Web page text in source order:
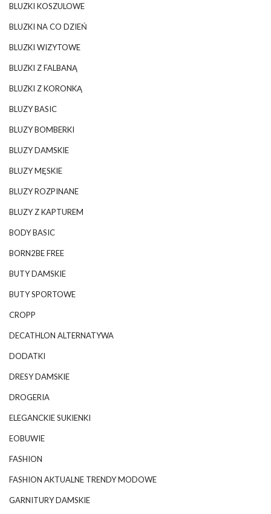
BLUZKI KOSZULOWE
BLUZKI NA CO DZIEŃ
BLUZKI WIZYTOWE
BLUZKI Z FALBANĄ
BLUZKI Z KORONKĄ
BLUZY BASIC
BLUZY BOMBERKI
BLUZY DAMSKIE
BLUZY MĘSKIE
BLUZY ROZPINANE
BLUZY Z KAPTUREM
BODY BASIC
BORN2BE FREE
BUTY DAMSKIE
BUTY SPORTOWE
CROPP
DECATHLON ALTERNATYWA
DODATKI
DRESY DAMSKIE
DROGERIA
ELEGANCKIE SUKIENKI
EOBUWIE
FASHION
FASHION AKTUALNE TRENDY MODOWE
GARNITURY DAMSKIE